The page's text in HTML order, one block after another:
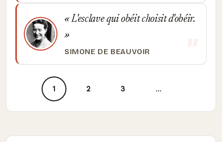
L'esclave qui obéit choisit d'obéir.
SIMONE DE BEAUVOIR
1 2 3 ...